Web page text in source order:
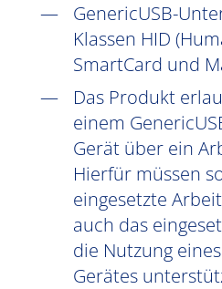
GenericUSB-
Klassen HID
SmartCard und
Das Produkt
einem
Gerät über ein
Hierfür müssen
eingesetzte
auch das
die Nutzung
Gerätes